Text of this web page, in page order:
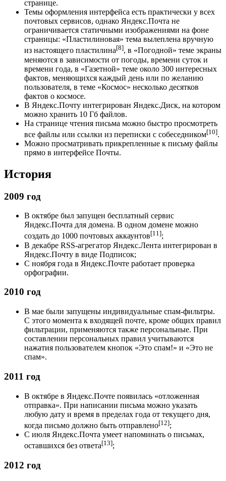
странице.
Темы оформления интерфейса есть практически у всех
почтовых сервисов, однако Яндекс.Почта не
ограничивается статичными изображениями на фоне
страницы: «Пластилиновая» тема вылеплена вручную
из настоящего пластилина[8], в «Погодной» теме экраны
меняются в зависимости от погоды, времени суток и
времени года, в «Газетной» теме около 300 интересных
фактов, меняющихся каждый день или по желанию
пользователя, в теме «Космос» несколько десятков
фактов о космосе.
В Яндекс.Почту интегрирован Яндекс.Диск, на котором
можно хранить 10 Гб файлов.
На странице чтения письма можно быстро просмотреть
все файлы или ссылки из переписки с собеседником[10].
Можно просматривать прикрепленные к письму файлы
прямо в интерфейсе Почты.
История
2009 год
В октябре был запущен бесплатный сервис
Яндекс.Почта для домена. В одном домене можно
создать до 1000 почтовых аккаунтов[11];
В декабре RSS-агрегатор Яндекс.Лента интегрирован в
Яндекс.Почту в виде Подписок;
С ноября года в Яндекс.Почте работает проверка
орфографии.
2010 год
В мае были запущены индивидуальные спам-фильтры.
С этого момента к входящей почте, кроме общих правил
фильтрации, применяются также персональные. При
составлении персональных правил учитываются
нажатия пользователем кнопок «Это спам!» и «Это не
спам».
2011 год
В октябре в Яндекс.Почте появилась «отложенная
отправка». При написании письма можно указать
любую дату и время в пределах года от текущего дня,
когда письмо должно быть отправлено[12];
С июля Яндекс.Почта умеет напоминать о письмах,
оставшихся без ответа[13];
2012 год